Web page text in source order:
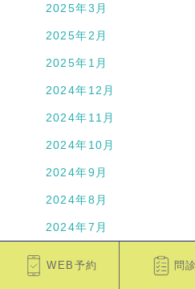
WEB予約 問
2025年3月
2025年2月
2025年1月
2024年12月
2024年11月
2024年10月
2024年9月
2024年8月
2024年7月